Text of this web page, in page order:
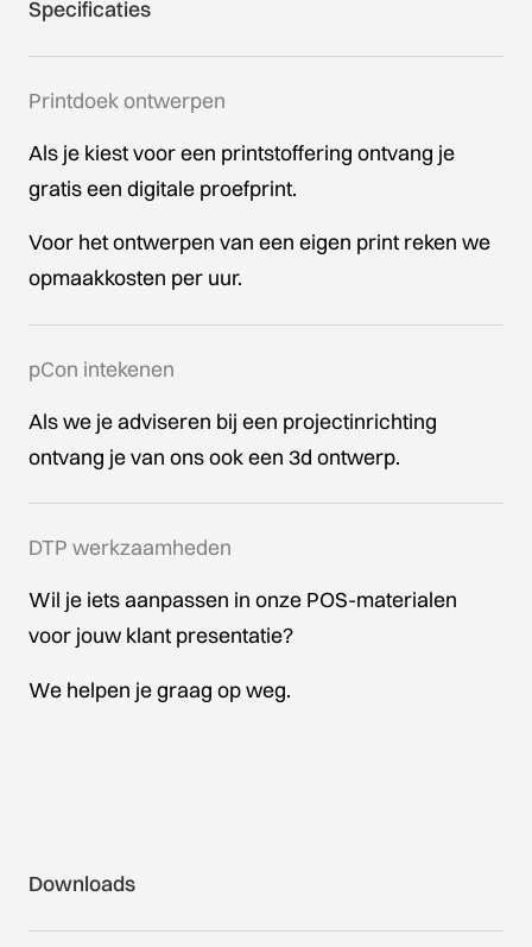
Specificaties
Printdoek ontwerpen
Als je kiest voor een printstoffering ontvang je
gratis een digitale proefprint.
Voor het ontwerpen van een eigen print reken we
opmaakkosten per uur.
pCon intekenen
Als we je adviseren bij een projectinrichting
ontvang je van ons ook een 3d ontwerp.
DTP werkzaamheden
Wil je iets aanpassen in onze POS-materialen
voor jouw klant presentatie?
We helpen je graag op weg.
Downloads